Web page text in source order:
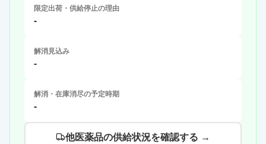
限定出荷・供給停止の理由
-
解消見込み
-
解消・在庫消尽の予定時期
-
他医薬品の供給状況を確認する →